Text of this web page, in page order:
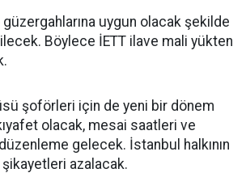
uygun olacak şekilde
Böylece İETT ilave mali yükten
şoförleri için de yeni bir dönem
olacak, mesai saatleri ve
gelecek. İstanbul halkının
azalacak.